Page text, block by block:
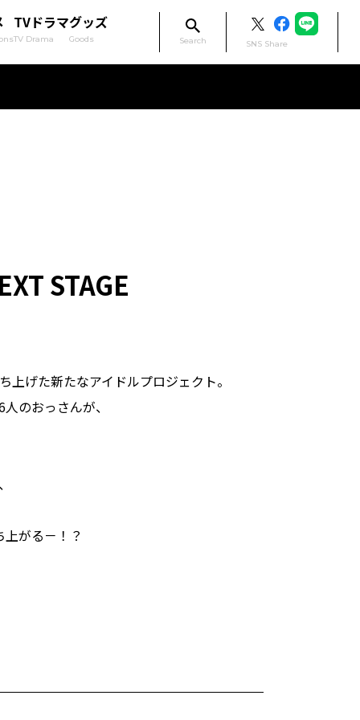
TVドラマ
TV Drama
グッズ
Goods Search SNS Share
STAGE
げた新たなアイドルプロジェクト。
のおっさんが、
がる－！？